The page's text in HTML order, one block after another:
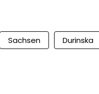
Sachsen Durinska